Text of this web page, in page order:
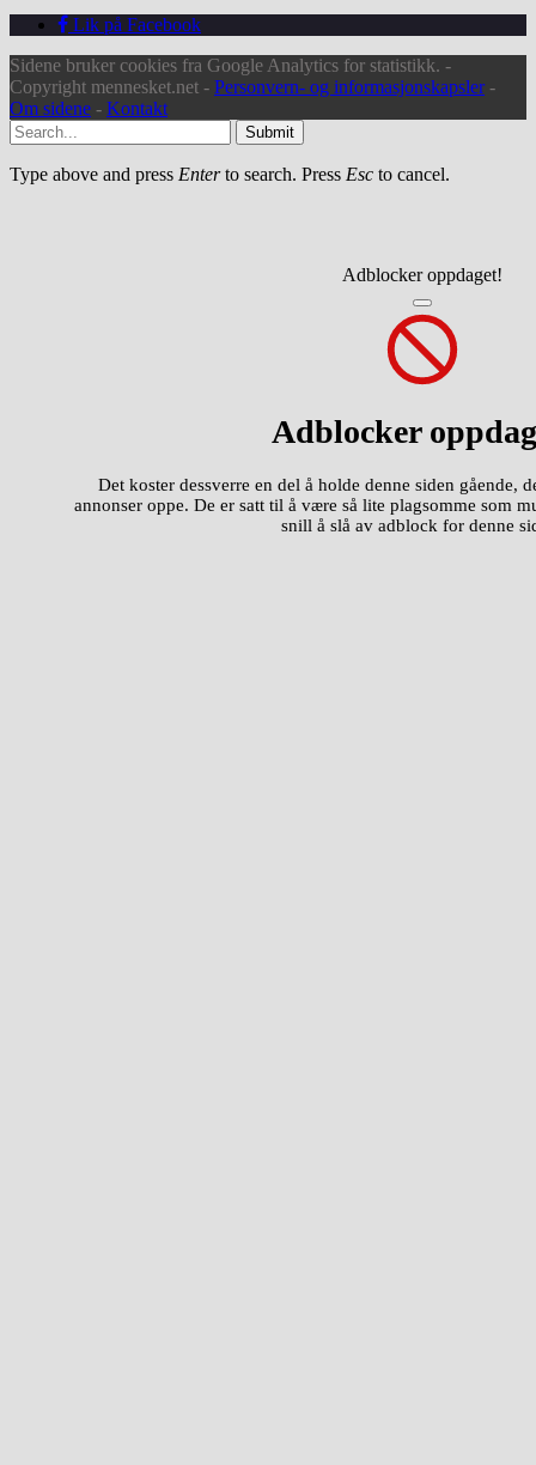
Lik på Facebook
Sidene bruker cookies fra Google Analytics for statistikk. -
Copyright mennesket.net - Personvern- og informasjonskapsler-
Om sidene - Kontakt
Submit
Type above and press Enterto search. Press Esc to cancel.
Adblocker oppdaget!
Adblocker
Det koster dessverre en del å holde denne siden gående,
annonser oppe. De er satt til å være så lite plagsomme som
snill å slå av adblock for denne